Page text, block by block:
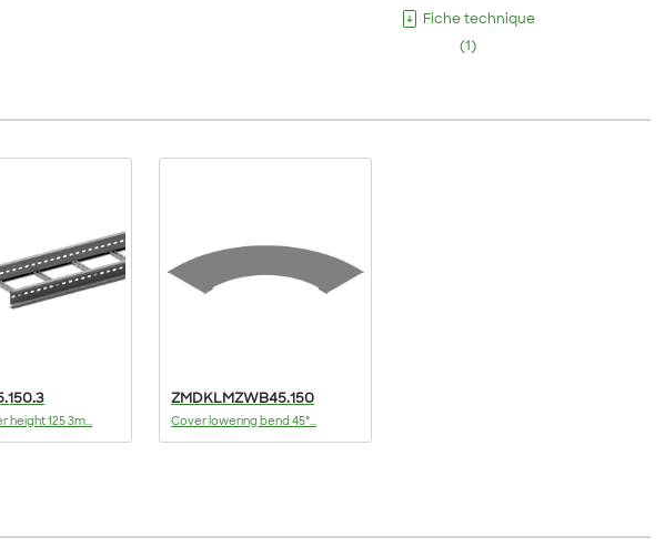
Fiche technique
(1 )
height 125 3m...
ZMDKLMZWB45.150
Cover lowering bend 45°...